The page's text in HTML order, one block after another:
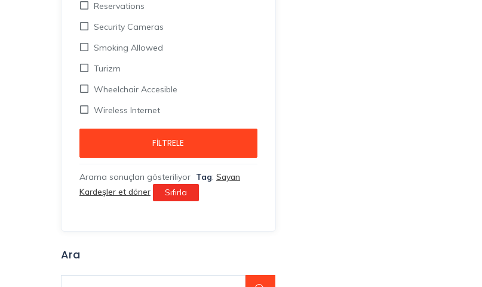
Reservations
Security Cameras
Smoking Allowed
Turizm
Wheelchair Accesible
Wireless Internet
FILTRELE
Arama sonuçları gösteriliyor Tag: Sayan
Kardeşler et döner
Sıfırla
Ara